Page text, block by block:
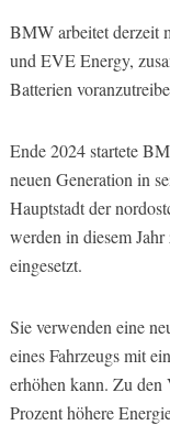
BMW arbeitet derzeit
und EVE Energy,
Batterien
Ende 2024 startete
neuen Generation in
Hauptstadt der
werden in diesem
eingesetzt.
Sie verwenden eine
eines Fahrzeugs mit
erhöhen kann. Zu den
Prozent höhere